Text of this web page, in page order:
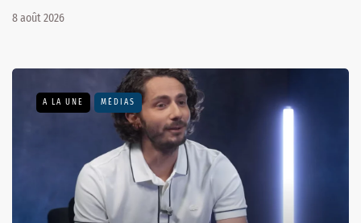
8 août 2026
A LA UNE MÉDIAS